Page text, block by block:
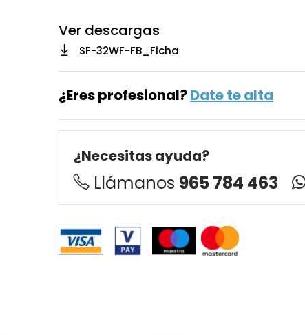
Ver descargas
SF-32WF-FB_Ficha
¿Eres profesional?Date te alta
¿Necesitas ayuda?
Llámanos 965 784 463